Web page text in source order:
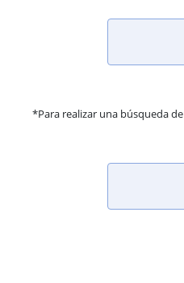
*Para realizar una búsqueda de